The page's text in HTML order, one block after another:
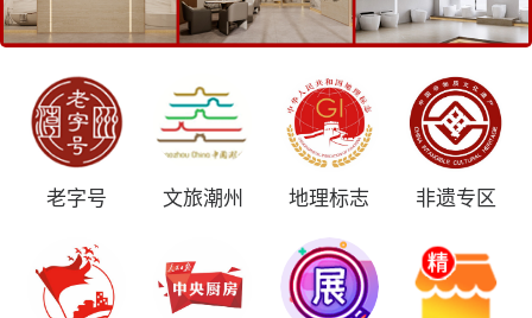
老字号 文旅潮州 地理标志 非遗专区